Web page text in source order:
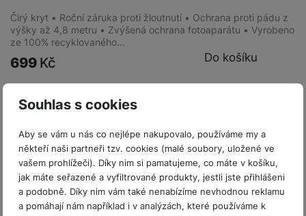
Souhlas s cookies
Aby se vám u nás co nejlépe nakupovalo, používáme my a
někteří naši partneři tzv. cookies (malé soubory, uložené ve
vašem prohlížeči). Díky nim si pamatujeme, co máte v košíku,
jak máte seřazené a vyfiltrované produkty, jestli jste přihlášeni
a podobně. Díky nim vám také nenabízíme nevhodnou reklamu
a pomáhají nám například i v analýzách, které používáme k
Čirý kryt • Roční záruka proti žloutnutí • Ochrana proti pádu z
výšky až 4,8 metru • Zvýšená ochrana fotoaparátu • Vyrobeno
ze 100% recyklovaného…
699 Kč Do košíku